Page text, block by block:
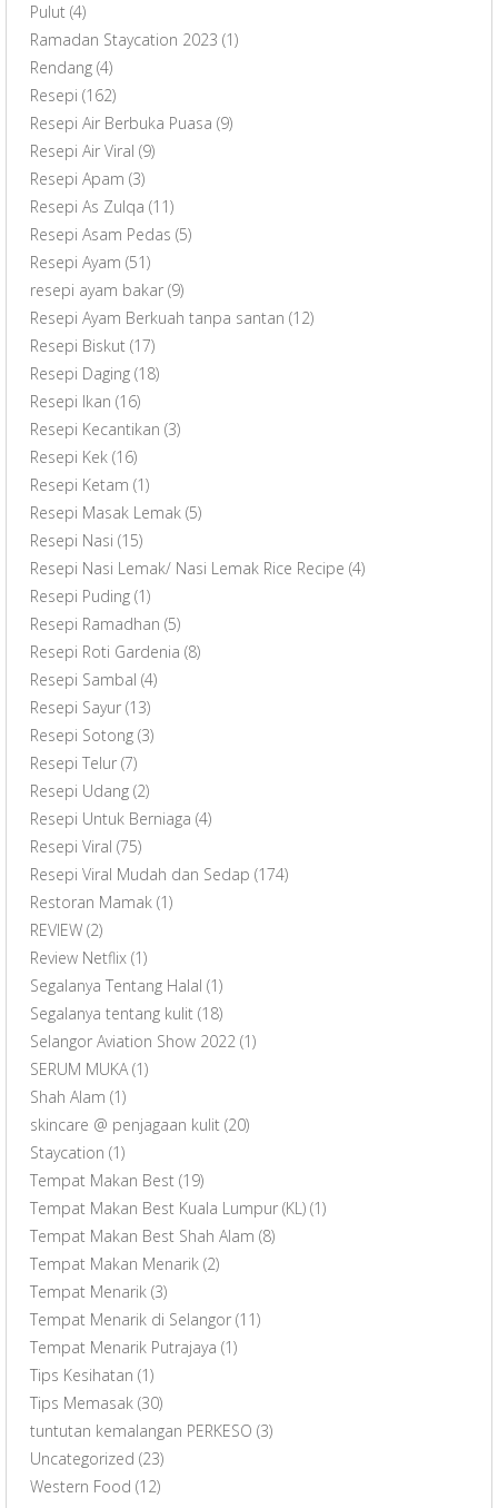
Pulut (4)
Ramadan Staycation 2023 (1)
Rendang (4)
Resepi (162)
Resepi Air Berbuka Puasa (9)
Resepi Air Viral (9)
Resepi Apam (3)
Resepi As Zulqa (11)
Resepi Asam Pedas (5)
Resepi Ayam (51)
resepi ayam bakar (9)
Resepi Ayam Berkuah tanpa santan (12)
Resepi Biskut (17)
Resepi Daging (18)
Resepi Ikan (16)
Resepi Kecantikan (3)
Resepi Kek (16)
Resepi Ketam (1)
Resepi Masak Lemak (5)
Resepi Nasi (15)
Resepi Nasi Lemak/ Nasi Lemak Rice Recipe (4)
Resepi Puding (1)
Resepi Ramadhan (5)
Resepi Roti Gardenia (8)
Resepi Sambal (4)
Resepi Sayur (13)
Resepi Sotong (3)
Resepi Telur (7)
Resepi Udang (2)
Resepi Untuk Berniaga (4)
Resepi Viral (75)
Resepi Viral Mudah dan Sedap (174)
Restoran Mamak (1)
REVIEW (2)
Review Netflix (1)
Segalanya Tentang Halal (1)
Segalanya tentang kulit (18)
Selangor Aviation Show 2022 (1)
SERUM MUKA(1)
Shah Alam (1)
skincare @ penjagaan kulit (20)
Staycation (1)
Tempat Makan Best (19)
Tempat Makan Best Kuala Lumpur (KL) (1)
Tempat Makan Best Shah Alam (8)
Tempat Makan Menarik (2)
Tempat Menarik (3)
Tempat Menarik di Selangor (11)
Tempat Menarik Putrajaya (1)
Tips Kesihatan (1)
Tips Memasak (30)
tuntutan kemalangan PERKESO (3)
Uncategorized (23)
Western Food (12)